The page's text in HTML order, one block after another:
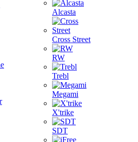
Alcasta
Cross Street
RW
Trebl
Megami
X'trike
SDT